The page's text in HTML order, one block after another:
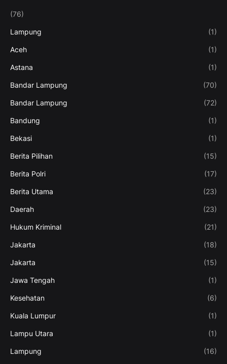
(76)
Lampung (1)
Aceh (1)
Astana (1)
Bandar Lampung (70)
Bandar Lampung (72)
Bandung (1)
Bekasi (1)
Berita Pilihan (15)
Berita Polri (17)
Berita Utama (23)
Daerah (23)
Hukum Kriminal (21)
Jakarta (18)
Jakarta (15)
Jawa Tengah (1)
Kesehatan (6)
Kuala Lumpur (1)
Lampu Utara (1)
Lampung (16)